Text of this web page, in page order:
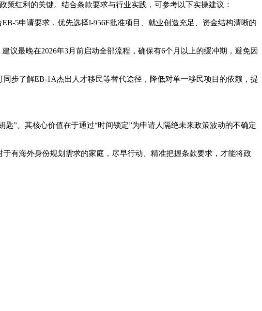
红利的关键。结合条款要求与行业实践，可参考以下实操建议：
5申请要求，优先选择I-956F批准项目、就业创造充足、资金结构清晰的
议最晚在2026年3月前启动全部流程，确保有6个月以上的缓冲期，避免因
步了解EB-1A杰出人才移民等替代途径，降低对单一移民项目的依赖，提
”。其核心价值在于通过“时间锁定”为申请人隔绝未来政策波动的不确定
有海外身份规划需求的家庭，尽早行动、精准把握条款要求，才能将政